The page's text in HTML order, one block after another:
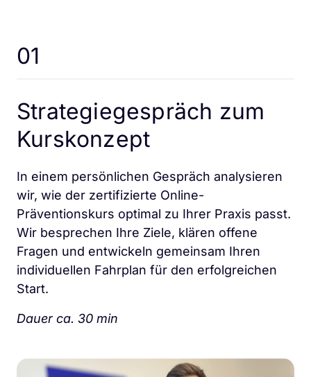
01
Strategiegespräch zum
Kurskonzept
In einem persönlichen Gespräch analysieren
wir, wie der zertifizierte Online-
Präventionskurs optimal zu Ihrer Praxis passt.
Wir besprechen Ihre Ziele, klären offene
Fragen und entwickeln gemeinsam Ihren
individuellen Fahrplan für den erfolgreichen
Start.
Dauer ca. 30 min